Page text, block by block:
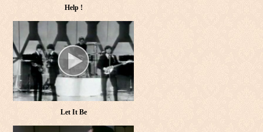
Help !
Let It Be